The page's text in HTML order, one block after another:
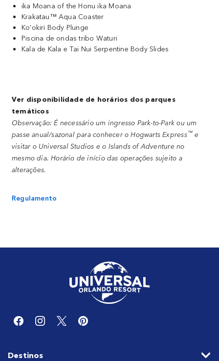
ika Moana of the Honu ika Moana
Krakatau™ Aqua Coaster
Ko’okiri Body Plunge
Piscina de ondas tribo Waturi
Kala de Kala e Tai Nui Serpentine Body Slides
Ver disponibilidade de horários dos parques
temáticos
Observação: É necessário um ingresso Park-to-Park ou um
passe anual/sazonal para conhecer o Hogwarts Express™e
visitar o Universal Studios e o Islands of Adventure no
mesmo dia. Horário de início das operações sujeito a
alterações.
Regulamento
Destinos